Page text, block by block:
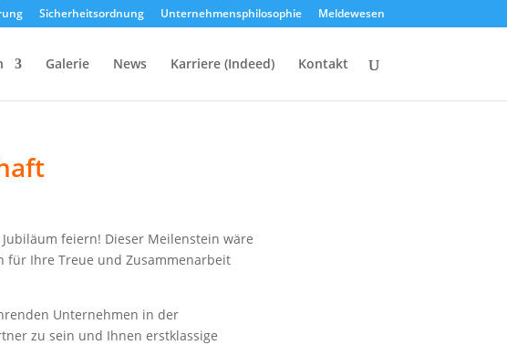
Sicherheitsordnung Unternehmensphilosophie Meldewesen
Galerie News Karriere (Indeed) Kontakt
feiern! Dieser Meilenstein wäre
für Ihre Treue und Zusammenarbeit
Unternehmen in der
zu sein und Ihnen erstklassige